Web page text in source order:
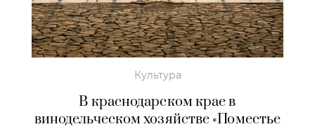
Культура
В краснодарском крае в
винодельческом хозяйстве «Поместье